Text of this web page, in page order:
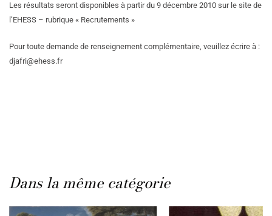
Les résultats seront disponibles à partir du 9 décembre 2010 sur le site de
l’EHESS – rubrique « Recrutements »
Pour toute demande de renseignement complémentaire, veuillez écrire à :
djafri@ehess.fr
Dans la même catégorie